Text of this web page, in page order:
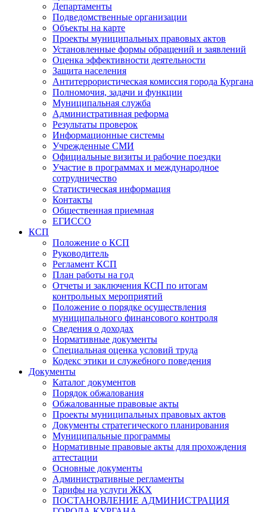
Департаменты
Подведомственные организации
Объекты на карте
Проекты муниципальных правовых актов
Установленные формы обращений и заявлений
Оценка эффективности деятельности
Защита населения
Антитеррористическая комиссия города Кургана
Полномочия, задачи и функции
Муниципальная служба
Административная реформа
Результаты проверок
Информационные системы
Учрежденные СМИ
Официальные визиты и рабочие поездки
Участие в программах и международное
сотрудничество
Статистическая информация
Контакты
Общественная приемная
ЕГИССО
КСП
Положение о КСП
Руководитель
Регламент КСП
План работы на год
Отчеты и заключения КСП по итогам
контрольных мероприятий
Положение о порядке осуществления
муниципального финансового контроля
Сведения о доходах
Нормативные документы
Специальная оценка условий труда
Кодекс этики и служебного поведения
Документы
Каталог документов
Порядок обжалования
Обжалованные правовые акты
Проекты муниципальных правовых актов
Документы стратегического планирования
Муниципальные программы
Нормативные правовые акты для прохождения
аттестации
Основные документы
Административные регламенты
Тарифы на услуги ЖКХ
ПОСТАНОВЛЕНИЕ АДМИНИСТРАЦИЯ